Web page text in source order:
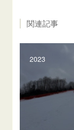
関連記事
2023